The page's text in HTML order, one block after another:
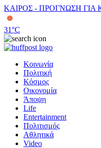
ΚΑΙΡΟΣ - ΠΡΟΓΝΩΣΗ
31°C
Κοινωνία
Πολιτική
Κόσμος
Οικονομία
Άποψη
Life
Entertainment
Πολιτισμός
Αθλητικά
Video